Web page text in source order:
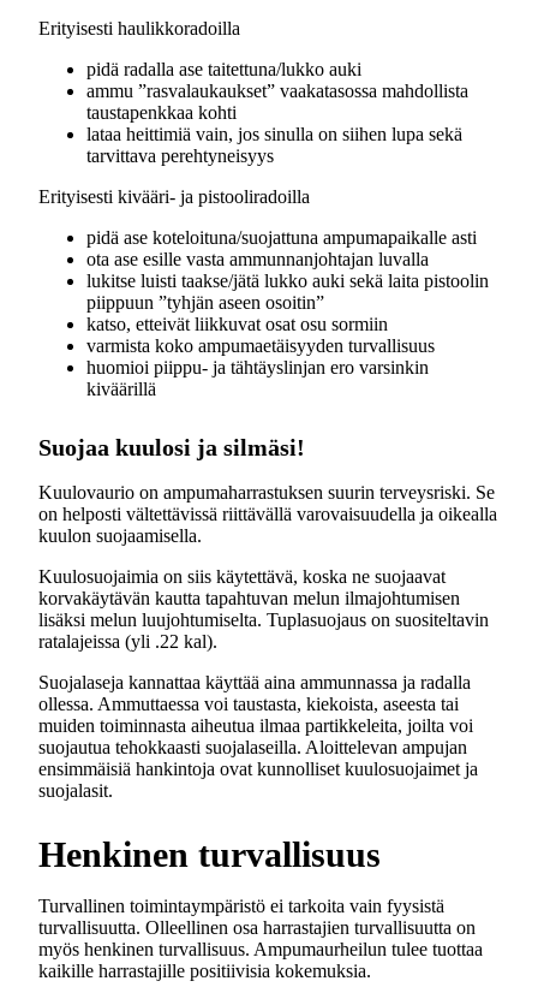
Erityisesti haulikkoradoilla
pidä radalla ase taitettuna/lukko auki
ammu ”rasvalaukaukset” vaakatasossa mahdollista
taustapenkkaa kohti
lataa heittimiä vain, jos sinulla on siihen lupa sekä
tarvittava perehtyneisyys
Erityisesti kivääri- ja pistooliradoilla
pidä ase koteloituna/suojattuna ampumapaikalle asti
ota ase esille vasta ammunnanjohtajan luvalla
lukitse luisti taakse/jätä lukko auki sekä laita pistoolin
piippuun ”tyhjän aseen osoitin”
katso, etteivät liikkuvat osat osu sormiin
varmista koko ampumaetäisyyden turvallisuus
huomioi piippu- ja tähtäyslinjan ero varsinkin
kiväärillä
Suojaa kuulosi ja silmäsi!
Kuulovaurio on ampumaharrastuksen suurin terveysriski. Se
on helposti vältettävissä riittävällä varovaisuudella ja oikealla
kuulon suojaamisella.
Kuulosuojaimia on siis käytettävä, koska ne suojaavat
korvakäytävän kautta tapahtuvan melun ilmajohtumisen
lisäksi melun luujohtumiselta. Tuplasuojaus on suositeltavin
ratalajeissa (yli .22 kal).
Suojalaseja kannattaa käyttää aina ammunnassa ja radalla
ollessa. Ammuttaessa voi taustasta, kiekoista, aseesta tai
muiden toiminnasta aiheutua ilmaa partikkeleita, joilta voi
suojautua tehokkaasti suojalaseilla. Aloittelevan ampujan
ensimmäisiä hankintoja ovat kunnolliset kuulosuojaimet ja
suojalasit.
Henkinen turvallisuus
Turvallinen toimintaympäristö ei tarkoita vain fyysistä
turvallisuutta. Olleellinen osa harrastajien turvallisuutta on
myös henkinen turvallisuus. Ampumaurheilun tulee tuottaa
kaikille harrastajille positiivisia kokemuksia.